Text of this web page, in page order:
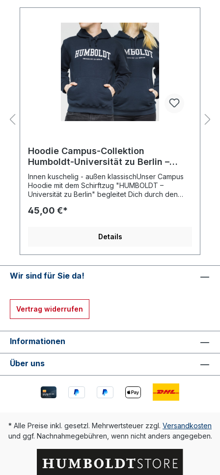
Hoodie Campus-Collektion
Humboldt-Universität zu Berlin –
Navy
Innen kuschelig - außen klassischUnser Campus
Hoodie mit dem Schirftzug "HUMBOLDT –
Universität zu Berlin" begleitet Dich durch den
% Baumwolle, 20 % PolyesterKänguru-Tasche
45,00 €*
Details
Wir sind für Sie da!
Vertrag widerrufen
Informationen
Über uns
* Alle Preise inkl. gesetzl. Mehrwertsteuer zzgl. Versandkosten
und ggf. Nachnahmegebühren, wenn nicht anders angegeben.